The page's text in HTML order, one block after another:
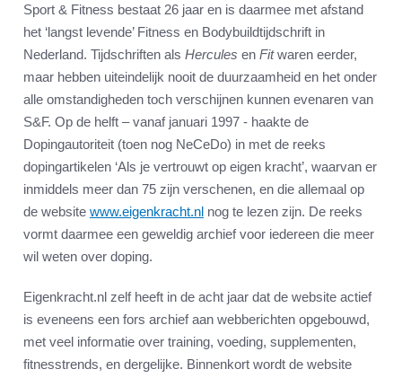
Sport & Fitness bestaat 26 jaar en is daarmee met afstand
het ‘langst levende’ Fitness en Bodybuildtijdschrift in
Nederland. Tijdschriften als Hercules en Fitwaren eerder,
maar hebben uiteindelijk nooit de duurzaamheid en het onder
alle omstandigheden toch verschijnen kunnen evenaren van
S&F. Op de helft – vanaf januari 1997 - haakte de
Dopingautoriteit (toen nog NeCeDo) in met de reeks
dopingartikelen ‘Als je vertrouwt op eigen kracht’, waarvan er
inmiddels meer dan 75 zijn verschenen, en die allemaal op
de website www.eigenkracht.nl nog te lezen zijn. De reeks
vormt daarmee een geweldig archief voor iedereen die meer
wil weten over doping.
Eigenkracht.nl zelf heeft in de acht jaar dat de website actief
is eveneens een fors archief aan webberichten opgebouwd,
met veel informatie over training, voeding, supplementen,
fitnesstrends, en dergelijke. Binnenkort wordt de website